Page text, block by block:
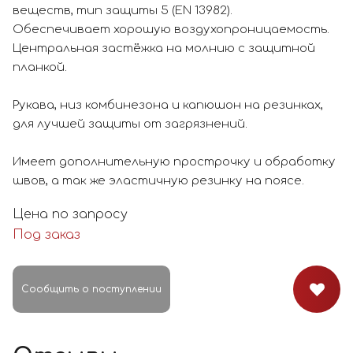
веществ, тип защиты 5 (EN 13982).
Обеспечивает хорошую воздухопроницаемость.
Центральная застёжка на молнию с защитной
планкой.
Рукава, низ комбинезона и капюшон на резинках,
для лучшей защиты от загрязнений.
Имеет дополнительную прострочку и обработку
швов, а так же эластичную резинку на поясе.
Цена по запросу
Под заказ
Сообщить о поступлении